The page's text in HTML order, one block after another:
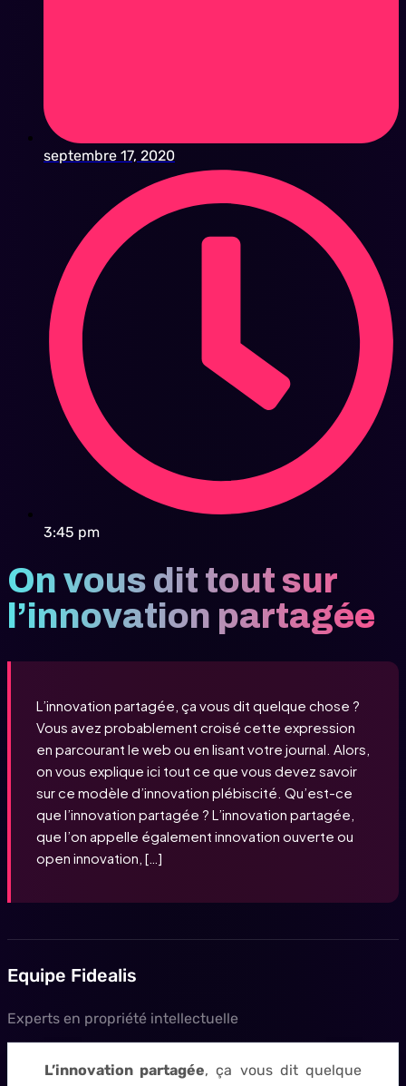
septembre 17, 2020
3:45 pm
On vous dit tout sur
l’innovation partagée
L’innovation partagée, ça vous dit quelque chose ?
Vous avez probablement croisé cette expression
en parcourant le web ou en lisant votre journal. Alors,
on vous explique ici tout ce que vous devez savoir
sur ce modèle d’innovation plébiscité. Qu’est-ce
que l’innovation partagée ? L’innovation partagée,
que l’on appelle également innovation ouverte ou
open innovation, […]
Equipe Fidealis
Experts en propriété intellectuelle
L’innovation partagée, ça vous dit quelque